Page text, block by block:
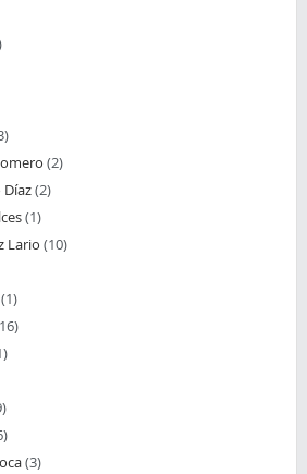
(2)
(2)
(1)
Lario (10)
(3)